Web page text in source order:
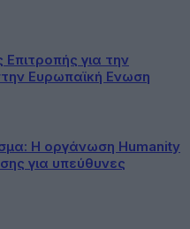
Επιτροπής για την
Ευρωπαϊκή Ενωση
Η οργάνωση Humanity
για υπεύθυνες